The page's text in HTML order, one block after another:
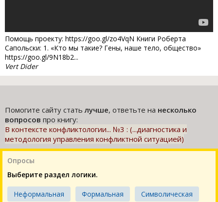
Помощь проекту: https://goo.gl/zo4VqN Книги Роберта
Сапольски: 1. «Кто мы такие? Гены, наше тело, общество»
https://goo.gl/9N18b2...
Vert Dider
Помогите сайту статьлучше, ответьте на несколько
вопросов про книгу:
В контексте конфликтологии... №3 : (...диагностика и
методология управления конфликтной ситуацией)
Опросы
Выберите раздел логики.
Неформальная Формальная Символическая